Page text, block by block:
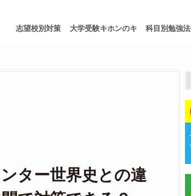
志望校別対策 大学受験キホンのキ 科目別勉強法
ター世界史との違